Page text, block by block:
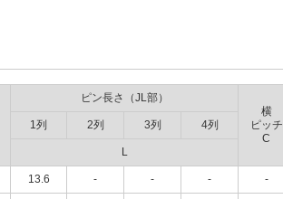
ピン長さ（JL部）
横
ピッチ
C
1列 2列 3列 4列
L
13.6 - - - -